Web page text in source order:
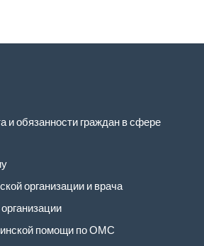
и обязанности граждан в сфере
организации и врача
помощи по ОМС